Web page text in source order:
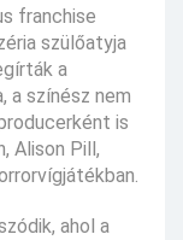
franchise
szülőatyja
a
a színész nem
is
Alison Pill,
ahol a